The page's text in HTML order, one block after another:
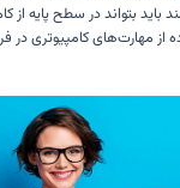
بتواند در سطح پایه از
از مهارت‌های کامپیوتری